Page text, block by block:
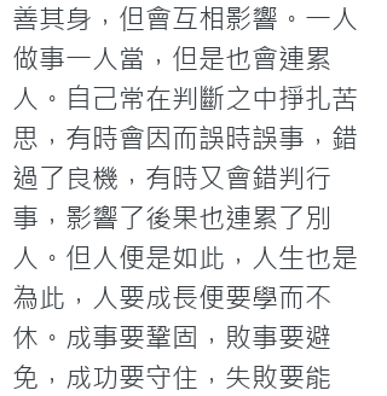
善其身，但會互相影響。一人
做事一人當，但是也會連累
人。自己常在判斷之中掙扎苦
思，有時會因而誤時誤事，錯
過了良機，有時又會錯判行
事，影響了後果也連累了別
人。但人便是如此，人生也是
為此，人要成長便要學而不
休。成事要鞏固，敗事要避
免，成功要守住，失敗要能